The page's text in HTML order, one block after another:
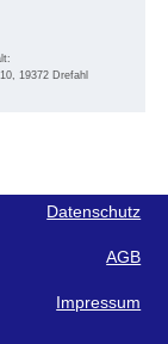
19372 Drefahl
Datenschutz
AGB
Impressum